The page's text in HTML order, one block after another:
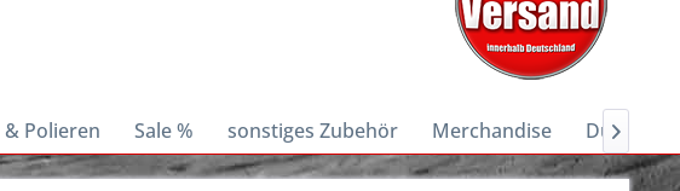
& Polieren Sale % sonstiges Zubehör Merchandise Ducati E-
